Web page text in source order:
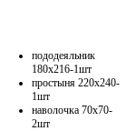
пододеяльник
180х216-1шт
простыня 220х240-
1шт
наволочка 70х70-
2шт